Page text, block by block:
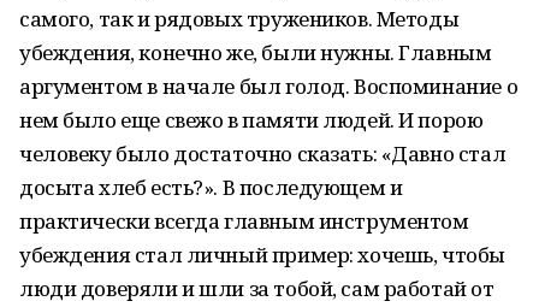
самого, так и рядовых тружеников. Методы
убеждения, конечно же, были нужны. Главным
аргументом в начале был голод. Воспоминание о
нем было еще свежо в памяти людей. И порою
человеку было достаточно сказать: «Давно стал
досыта хлеб есть?». В последующем и
практически всегда главным инструментом
убеждения стал личный пример: хочешь, чтобы
люди доверяли и шли за тобой, сам работай от